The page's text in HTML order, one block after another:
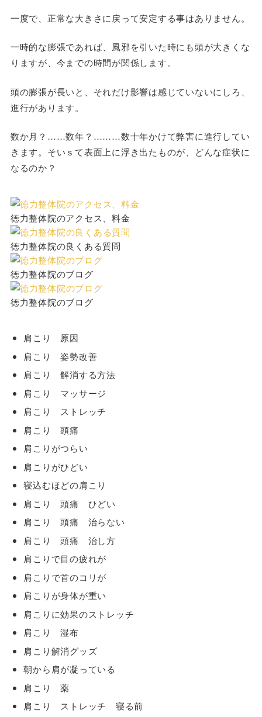
一度で、正常な大きさに戻って安定する事はありません。
一時的な膨張であれば、風邪を引いた時にも頭が大きくな
りますが、今までの時間が関係します。
頭の膨張が長いと、それだけ影響は感じていないにしろ、
進行があります。
数か月？……数年？………数十年かけて弊害に進行してい
きます。そいｓて表面上に浮き出たものが、どんな症状に
なるのか？
徳力整体院のアクセス、料金
徳力整体院の良くある質問
徳力整体院のブログ
徳力整体院のブログ
肩こり 原因
肩こり 姿勢改善
肩こり 解消する方法
肩こり マッサージ
肩こり ストレッチ
肩こり 頭痛
肩こりがつらい
肩こりがひどい
寝込むほどの肩こり
肩こり 頭痛 ひどい
肩こり 頭痛 治らない
肩こり 頭痛 治し方
肩こりで目の疲れが
肩こりで首のコリが
肩こりが身体が重い
肩こりに効果のストレッチ
肩こり 湿布
肩こり解消グッズ
朝から肩が凝っている
肩こり 薬
肩こり ストレッチ 寝る前